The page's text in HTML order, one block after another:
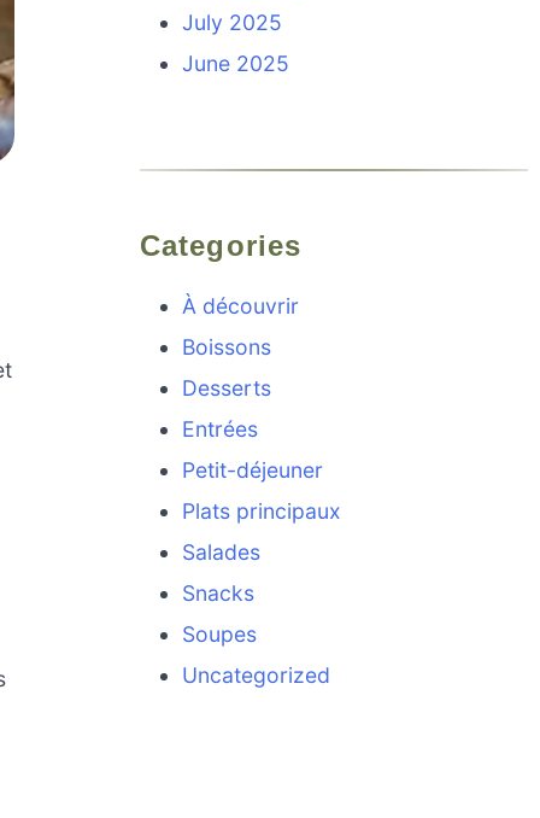
July 2025
June 2025
Categories
À découvrir
Boissons
Desserts
Entrées
Petit-déjeuner
Plats principaux
Salades
Snacks
Soupes
Uncategorized